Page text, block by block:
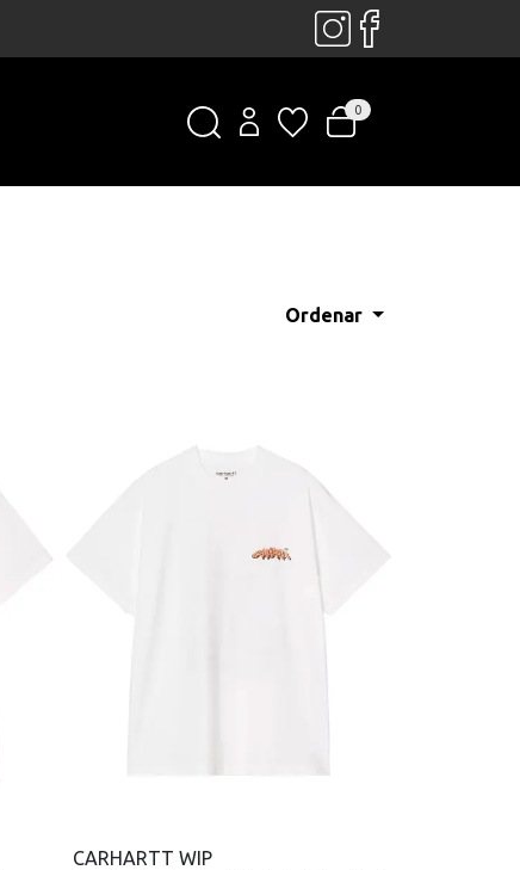
0
Ordenar
CARHARTT WIP